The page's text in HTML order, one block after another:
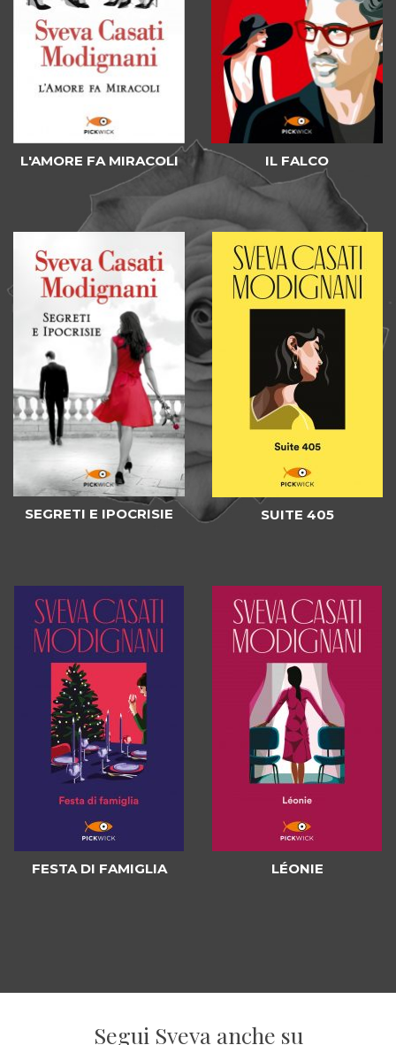
L'AMORE FA MIRACOLI IL FALCO
SEGRETI E IPOCRISIE SUITE 405
FESTA DI FAMIGLIA LÉONIE
Segui Sveva anche su